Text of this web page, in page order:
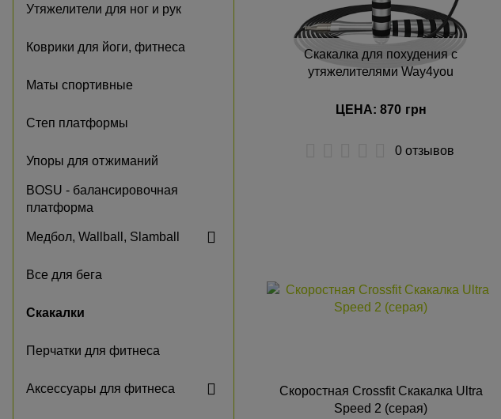
Утяжелители для ног и рук
Коврики для йоги, фитнеса
Маты спортивные
Степ платформы
Упоры для отжиманий
BOSU - балансировочная
платформа
Медбол, Wallball, Slamball
Все для бега
Скакалки
Перчатки для фитнеса
Аксессуары для фитнеса
Скакалка для похудения с
утяжелителями Way4you
ЦЕНА: 870 грн
0 отзывов
Скоростная Crossfit Скакалка Ultra
Speed 2 (серая)